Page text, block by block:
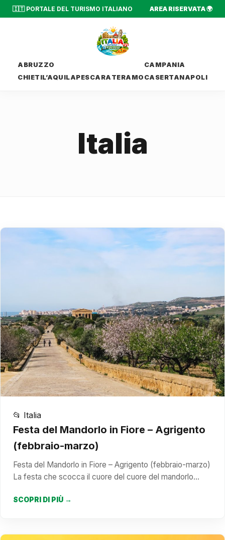
🇮🇹 PORTALE DEL TURISMO ITALIANO AREA RISERVATA 🌍
ABRUZZO
CHIETIL’AQUILAPESCARA TERAMO
CAMPANIA
CASERTANAPOLI
Italia
📂 Italia
Festa del Mandorlo in Fiore – Agrigento
(febbraio-marzo)
Festa del Mandorlo in Fiore – Agrigento (febbraio-marzo)
La festa che scocca il cuore del cuore del mandorlo…
SCOPRI DI PIÙ →